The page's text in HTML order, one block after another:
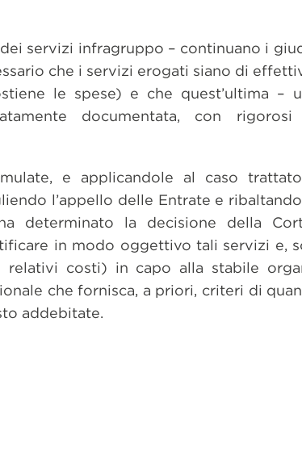
servizi infragruppo – continuano i
che i servizi erogati siano di
le spese) e che quest’ultima –
documentata, con
e applicandole al caso
l’appello delle Entrate e
determinato la decisione della
in modo oggettivo tali servizi e,
costi) in capo alla stabile
che fornisca, a priori, criteri di
addebitate.